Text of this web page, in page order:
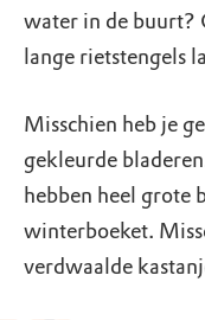
water in de buurt?
lange rietstengels
Misschien heb je
gekleurde
hebben heel grote
winterboeket.
verdwaalde